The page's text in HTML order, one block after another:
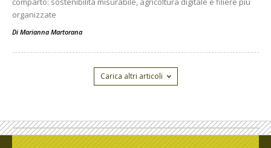
organizzate
Di Marianna Martorana
Carica altri articoli